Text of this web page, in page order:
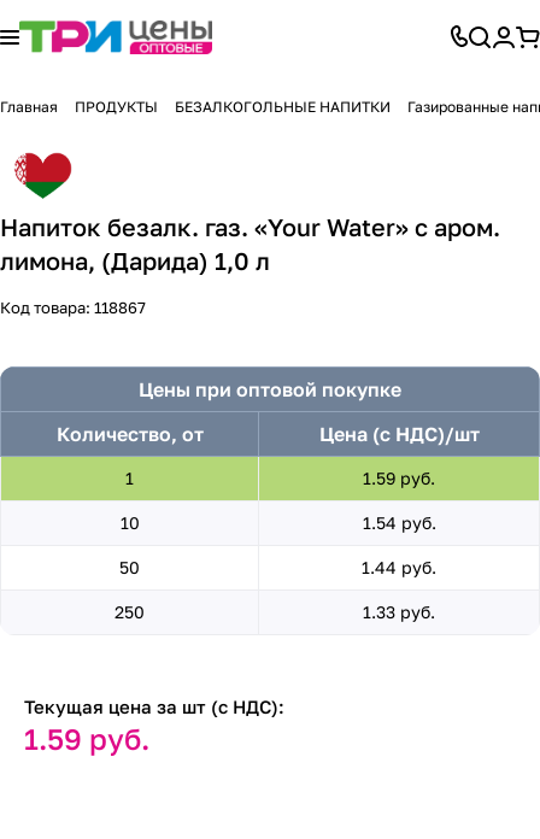
Главная ПРОДУКТЫ БЕЗАЛКОГОЛЬНЫЕ НАПИТКИ Газированные
Напиток безалк. газ. «Your Water» с аром.
лимона, (Дарида) 1,0 л
Код товара: 118867
Цены при оптовой покупке
Количество, от
Цена (с НДС)/шт
1 1.59 руб.
10 1.54 руб.
50 1.44 руб.
250 1.33 руб.
Текущая цена за шт (с НДС):
1.59 руб.